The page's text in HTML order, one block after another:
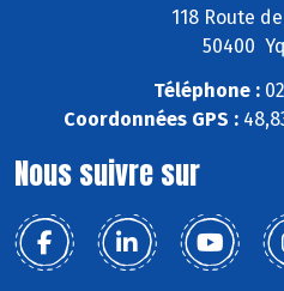
118 Route
50400
Téléphone :
Coordonnées GPS :
Nous suivre sur